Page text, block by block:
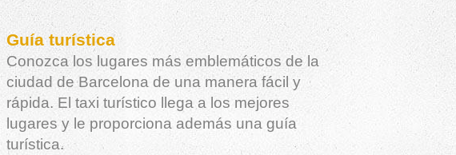
Guía turística
Conozca los lugares más emblemáticos de la
ciudad de Barcelona de una manera fácil y
rápida. El taxi turístico llega a los mejores
lugares y le proporciona además una guía
turística.